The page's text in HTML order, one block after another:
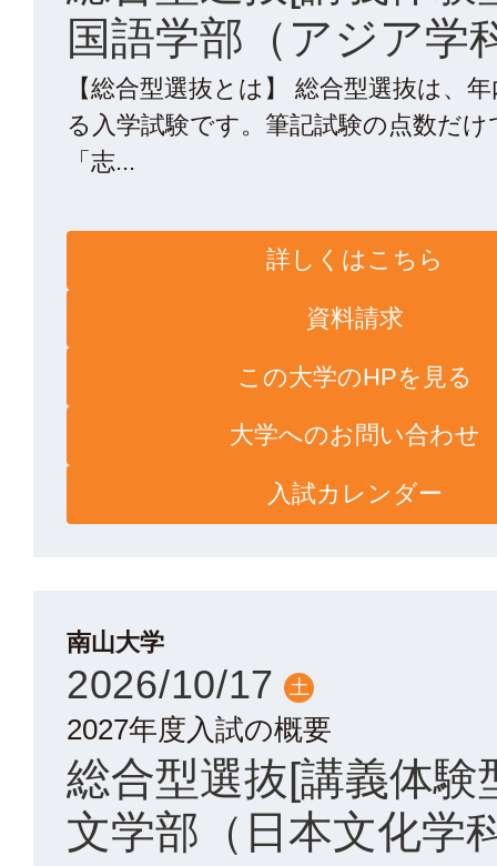
国語学部（アジア学
【総合型選抜とは】 総合型選抜は、
る入学試験です。筆記試験の点数だ
「志...
詳しくはこちら
資料請求
この大学のHPを見る
大学へのお問い合わせ
入試カレンダー
南山大学
2026/10/17 土
2027年度入試の概要
総合型選抜[講義体験
文学部（日本文化学